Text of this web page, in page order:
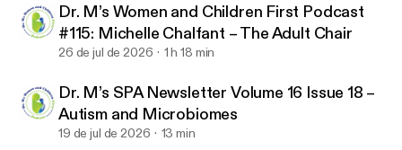
Dr. M’s Women and Children First Podcast
#115: Michelle Chalfant – The Adult Chair
26 de jul de 2026 1 h 18 min
Dr. M’s SPA Newsletter Volume 16 Issue 18 –
Autism and Microbiomes
19 de jul de 2026 13 min